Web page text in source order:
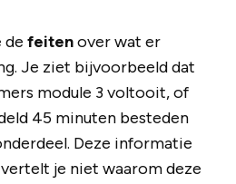
de feitenover wat er
Je ziet bijvoorbeeld dat
module 3 voltooit, of
45 minuten besteden
Deze informatie
je niet waarom deze